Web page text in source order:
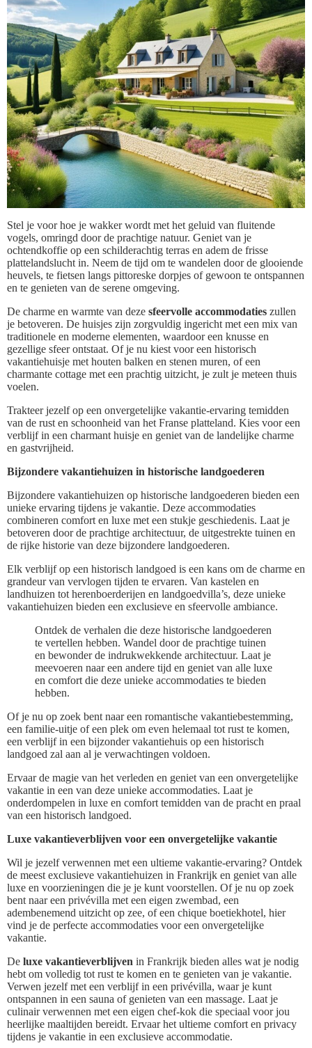
Stel je voor hoe je wakker wordt met het geluid van fluitende
vogels, omringd door de prachtige natuur. Geniet van je
ochtendkoffie op een schilderachtig terras en adem de frisse
plattelandslucht in. Neem de tijd om te wandelen door de glooiende
heuvels, te fietsen langs pittoreske dorpjes of gewoon te ontspannen
en te genieten van de serene omgeving.
De charme en warmte van deze sfeervolle accommodaties zullen
je betoveren. De huisjes zijn zorgvuldig ingericht met een mix van
traditionele en moderne elementen, waardoor een knusse en
gezellige sfeer ontstaat. Of je nu kiest voor een historisch
vakantiehuisje met houten balken en stenen muren, of een
charmante cottage met een prachtig uitzicht, je zult je meteen thuis
voelen.
Trakteer jezelf op een onvergetelijke vakantie-ervaring temidden
van de rust en schoonheid van het Franse platteland. Kies voor een
verblijf in een charmant huisje en geniet van de landelijke charme
en gastvrijheid.
Bijzondere vakantiehuizen in historische landgoederen
Bijzondere vakantiehuizen op historische landgoederen bieden een
unieke ervaring tijdens je vakantie. Deze accommodaties
combineren comfort en luxe met een stukje geschiedenis. Laat je
betoveren door de prachtige architectuur, de uitgestrekte tuinen en
de rijke historie van deze bijzondere landgoederen.
Elk verblijf op een historisch landgoed is een kans om de charme en
grandeur van vervlogen tijden te ervaren. Van kastelen en
landhuizen tot herenboerderijen en landgoedvilla’s, deze unieke
vakantiehuizen bieden een exclusieve en sfeervolle ambiance.
Ontdek de verhalen die deze historische landgoederen
te vertellen hebben. Wandel door de prachtige tuinen
en bewonder de indrukwekkende architectuur. Laat je
meevoeren naar een andere tijd en geniet van alle luxe
en comfort die deze unieke accommodaties te bieden
hebben.
Of je nu op zoek bent naar een romantische vakantiebestemming,
een familie-uitje of een plek om even helemaal tot rust te komen,
een verblijf in een bijzonder vakantiehuis op een historisch
landgoed zal aan al je verwachtingen voldoen.
Ervaar de magie van het verleden en geniet van een onvergetelijke
vakantie in een van deze unieke accommodaties. Laat je
onderdompelen in luxe en comfort temidden van de pracht en praal
van een historisch landgoed.
Luxe vakantieverblijven voor een onvergetelijke vakantie
Wil je jezelf verwennen met een ultieme vakantie-ervaring? Ontdek
de meest exclusieve vakantiehuizen in Frankrijk en geniet van alle
luxe en voorzieningen die je je kunt voorstellen. Of je nu op zoek
bent naar een privévilla met een eigen zwembad, een
adembenemend uitzicht op zee, of een chique boetiekhotel, hier
vind je de perfecte accommodaties voor een onvergetelijke
vakantie.
De luxe vakantieverblijven in Frankrijk bieden alles wat je nodig
hebt om volledig tot rust te komen en te genieten van je vakantie.
Verwen jezelf met een verblijf in een privévilla, waar je kunt
ontspannen in een sauna of genieten van een massage. Laat je
culinair verwennen met een eigen chef-kok die speciaal voor jou
heerlijke maaltijden bereidt. Ervaar het ultieme comfort en privacy
tijdens je vakantie in een exclusieve accommodatie.